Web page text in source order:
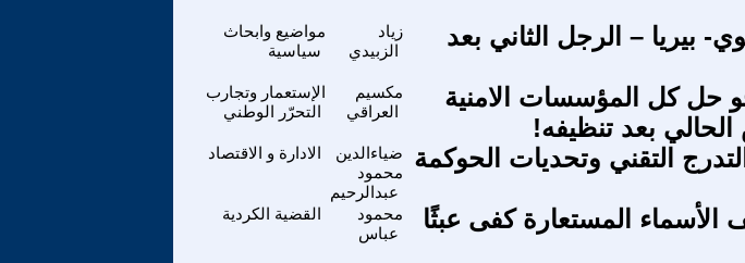
مواضيع وابحاث
سياسية
زياد
الزبيدي
بيريا – الرجل الثاني بعد
الإستعمار وتجارب
التحرّر الوطني
مكسيم
العراقي
حل كل المؤسسات الامنية
بعد تنظيفه!
الادارة و الاقتصاد
ضياءالدين
محمود
عبدالرحيم
التقني وتحديات الحوكمة
القضية الكردية
محمود
عباس
الأسماء المستعارة كفى عبثًا